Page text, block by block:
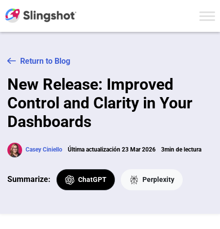
Return to Blog
New Release: Improved
Control and Clarity in Your
Dashboards
Casey Ciniello Última actualización 23 Mar 2026 3min de lectura
Summarize: ChatGPT Perplexity